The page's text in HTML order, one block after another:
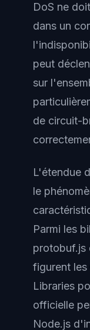
DoS ne
dans un
peut
sur
de circuit-
L'étendue
le
Parmi les
protobuf.js
figurent les
Libraries
officielle
Node.js